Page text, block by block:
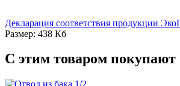
Декларация соответствия продукции
Размер: 438 Кб
С этим товаром покупают